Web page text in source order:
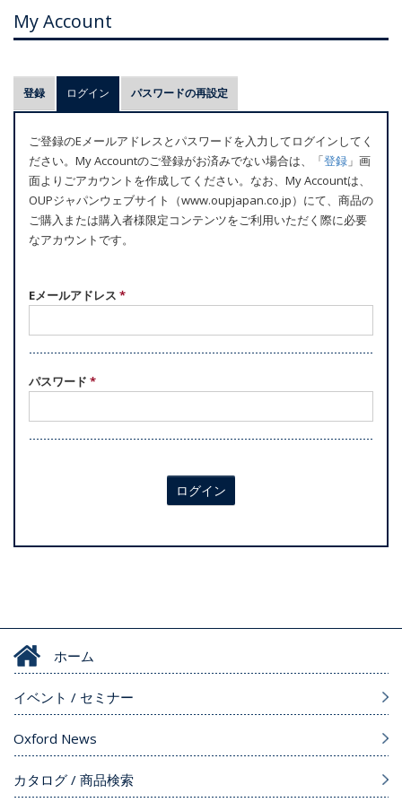
My Account
プ
ラ
マ
リ
ー
タ
ブ
登録 ログイン (アクティブなタブ)
パスワードの再設定
ご登録のEメールアドレスとパスワードを入力してログインしてく
ださい。My Accountのご登録がお済みでない場合は、「登録 」画
面よりごアカウントを作成してください。なお、My Accountは、
OUPジャパンウェブサイト（www.oupjapan.co.jp）にて、商品の
ご購入または購入者様限定コンテンツをご利用いただく際に必要
なアカウントです。
Eメールアドレス *
パスワード *
ログイン
ホーム
イベント / セミナー
Oxford News
カタログ / 商品検索